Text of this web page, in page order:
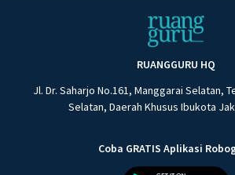
RUANGGURU HQ
Jl. Dr. Saharjo No.161, Manggarai Selatan,
Selatan, Daerah Khusus Ibukota
Coba GRATIS Aplikasi